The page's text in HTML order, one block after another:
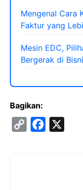
Mengenal Cara
Faktur yang
Mesin EDC,
Bergerak di
Bagikan:
C